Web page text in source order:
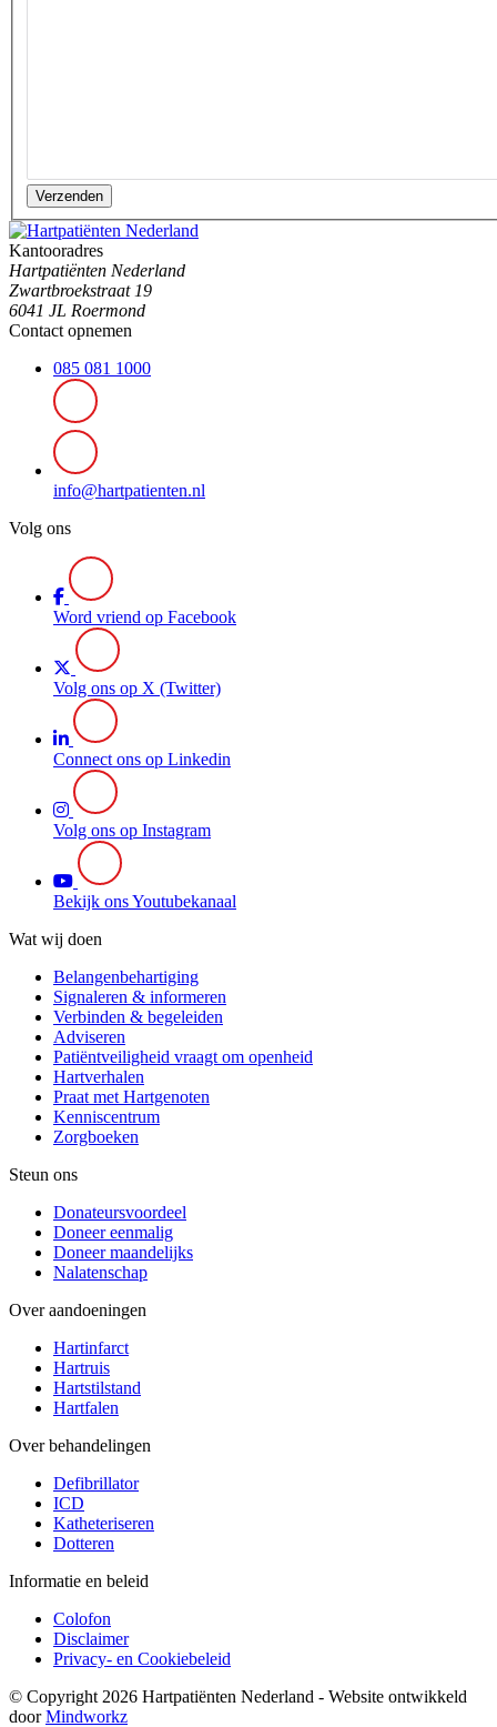
Verzenden
Kantooradres
Hartpatiënten Nederland
Zwartbroekstraat 19
6041 JL Roermond
Contact opnemen
085 081 1000
info@hartpatienten.nl
Volg ons
Word vriend op Facebook
Volg ons op X (Twitter)
Connect ons op Linkedin
Volg ons op Instagram
Bekijk ons Youtubekanaal
Wat wij doen
Belangenbehartiging
Signaleren & informeren
Verbinden & begeleiden
Adviseren
Patiëntveiligheid vraagt om openheid
Hartverhalen
Praat met Hartgenoten
Kenniscentrum
Zorgboeken
Steun ons
Donateursvoordeel
Doneer eenmalig
Doneer maandelijks
Nalatenschap
Over aandoeningen
Hartinfarct
Hartruis
Hartstilstand
Hartfalen
Over behandelingen
Defibrillator
ICD
Katheteriseren
Dotteren
Informatie en beleid
Colofon
Disclaimer
Privacy- en Cookiebeleid
© Copyright 2026 Hartpatiënten Nederland - Website ontwikkeld
doorMindworkz